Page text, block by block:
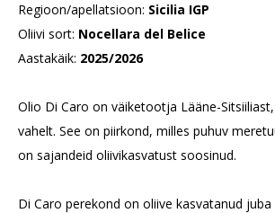
Regioon/apellatsioon: Sicilia IGP
Oliivi sort: Nocellara del Belice
Aastakäik: 2025/2026
Olio Di Caro on väiketootja Lääne-
vahelt. See on piirkond, milles puhuv
on sajandeid oliivikasvatust soosinud.
Di Caro perekond on oliive kasvatanud